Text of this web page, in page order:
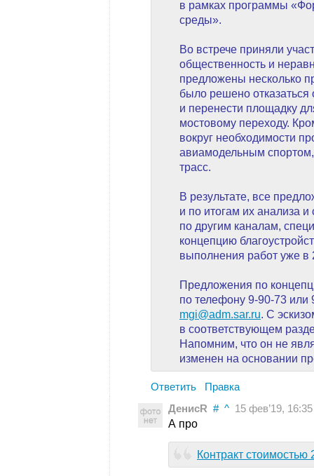
в рамках программы
среды».
Во встрече приняли
общественность и
предложены несколько
было решено отказаться
и перенести площадку
мостовому переходу.
вокруг необходимости
авиамодельным
трасс.
В результате, все
и по итогам их анализа
по другим каналам,
концепцию
выполнения работ уже в
Предложения по
по телефону 9-90-73 или
mgi@adm.sar.ru. С
в соответствующем
Напомним, что он не
изменен на основании
Ответить
Правка
ДенисR # ^ 15 фев’19, 16:35
А про
Контракт